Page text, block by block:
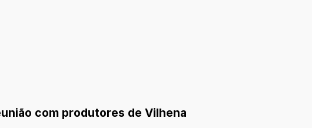
com produtores de Vilhena